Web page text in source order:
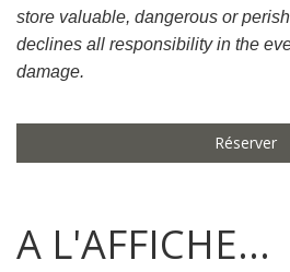
store valuable, dangerous or
declines all responsibility in the
damage.
Réserver
A L'AFFICHE...